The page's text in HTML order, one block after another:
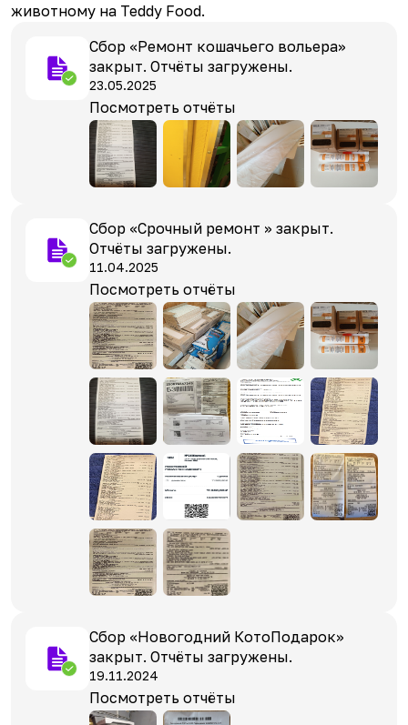
питомцев. Также Люся может хорошо вписаться в
отношения к ее характеру.
(наполнитель для лотка, полезный вкусный корм)
животному на Teddy Food.
Сбор «Ремонт кошачьего вольера»
закрыт. Отчёты загружены.
23.05.2025
Посмотреть отчёты
Сбор «Срочный ремонт » закрыт.
Отчёты загружены.
11.04.2025
Посмотреть отчёты
Сбор «Новогодний КотоПодарок»
закрыт. Отчёты загружены.
19.11.2024
Посмотреть отчёты